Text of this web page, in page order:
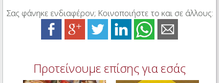
Σας φάνηκε ενδιαφέρον; Κοινοποιήστε το και σε άλλους:
Προτείνουμε επίσης για εσάς